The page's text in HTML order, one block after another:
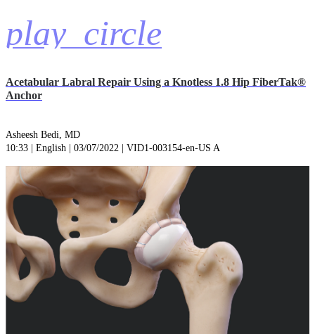
play_circle
Acetabular Labral Repair Using a Knotless 1.8 Hip FiberTak®
Anchor
Asheesh Bedi, MD
10:33 | English | 03/07/2022 | VID1-003154-en-US A